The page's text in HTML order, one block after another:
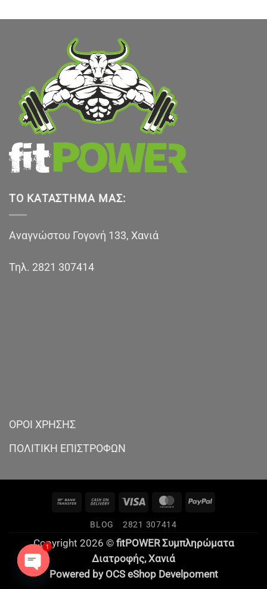
ΤΟ ΚΑΤΆΣΤΗΜΑ ΜΑΣ:
Αναγνώστου Γογονή 133, Χανιά
Τηλ. 2821 307414
ΟΡΟΙ ΧΡΗΣΗΣ
ΠΟΛΙΤΙΚΗ ΕΠΙΣΤΡΟΦΩΝ
Bank
Cash
Visa MasterCard
PayPal
BLOG 2821 307414
Copyright 2026 © fitPOWER Συμπληρώματα
Διατροφής,Χανιά
Powered by OCS eShop Develpoment
1